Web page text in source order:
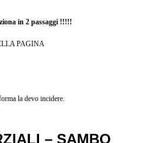
in 2 passaggi !!!!!
PAGINA
la devo incidere.
– SAMBO